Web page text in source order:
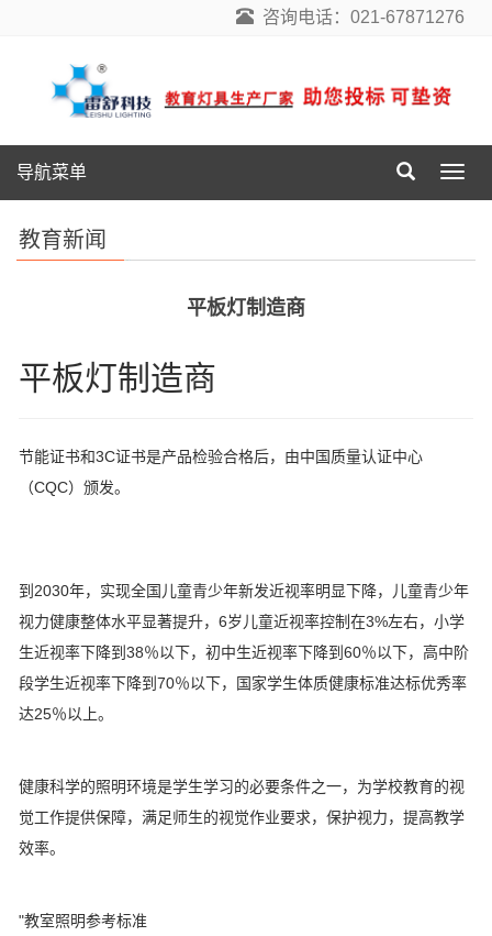
咨询电话：021-67871276
导
航
导航菜单
教育新闻
平板灯制造商
平板灯制造商
节能证书和3C证书是产品检验合格后，由中国质量认证中心
（CQC）颁发。
到2030年，实现全国儿童青少年新发近视率明显下降，儿童青少年
视力健康整体水平显著提升，6岁儿童近视率控制在3%左右，小学
生近视率下降到38％以下，初中生近视率下降到60％以下，高中阶
段学生近视率下降到70％以下，国家学生体质健康标准达标优秀率
达25％以上。
健康科学的照明环境是学生学习的必要条件之一，为学校教育的视
觉工作提供保障，满足师生的视觉作业要求，保护视力，提高教学
效率。
"教室照明参考标准